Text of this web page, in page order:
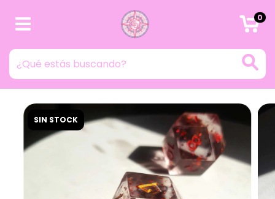
0
SIN STOCK